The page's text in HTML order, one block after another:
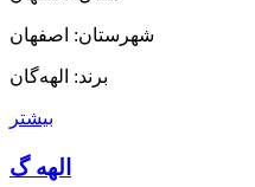
شهرستان: اصفهان
برند: الهه‌گان
بیشتر
الهه گ